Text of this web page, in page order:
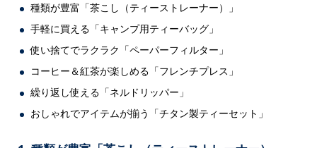
種類が豊富「茶こし（ティーストレーナー）」
手軽に買える「キャンプ用ティーバッグ」
使い捨てでラクラク「ペーパーフィルター」
コーヒー＆紅茶が楽しめる「フレンチプレス」
繰り返し使える「ネルドリッパー」
おしゃれでアイテムが揃う「チタン製ティーセット」